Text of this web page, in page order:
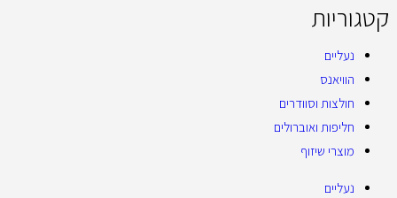
קטגוריות
נעליים
הוויאנס
חולצות וסוודרים
חליפות ואוברולים
מוצרי שיזוף
נעליים